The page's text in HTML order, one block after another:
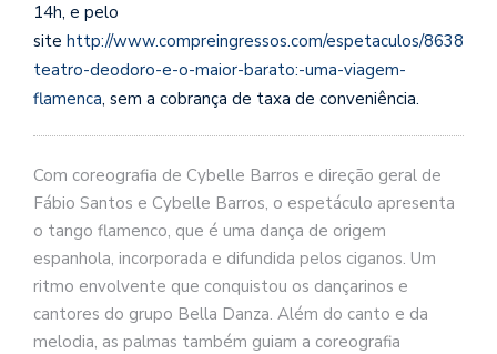
14h, e pelo
site http://www.compreingressos.com/espetaculos/8638-
teatro-deodoro-e-o-maior-barato:-uma-viagem-
flamenca, sem a cobrança de taxa de conveniência.
Com coreografia de Cybelle Barros e direção geral de
Fábio Santos e Cybelle Barros, o espetáculo apresenta
o tango flamenco, que é uma dança de origem
espanhola, incorporada e difundida pelos ciganos. Um
ritmo envolvente que conquistou os dançarinos e
cantores do grupo Bella Danza. Além do canto e da
melodia, as palmas também guiam a coreografia